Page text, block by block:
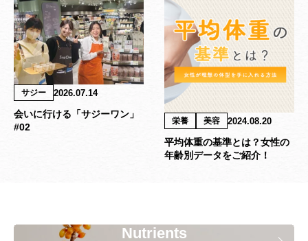
サジー 2026.07.14
会いに行ける「サジーワン」
#02
栄養 美容 2024.08.20
平均体重の基準とは？女性の
年齢別データをご紹介！
Nutrients